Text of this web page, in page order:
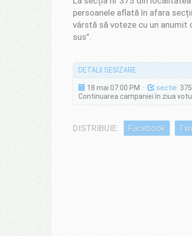
persoanele aflată în afara
vârstă să voteze cu un anumit
sus”.
DETALII SESIZARE
18 mai 07:00 PM · sectie:
Continuarea campaniei în ziua
DISTRIBUIE: Facebook